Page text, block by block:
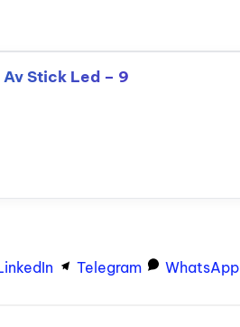
Av Stick Led – 9
Telegram WhatsApp